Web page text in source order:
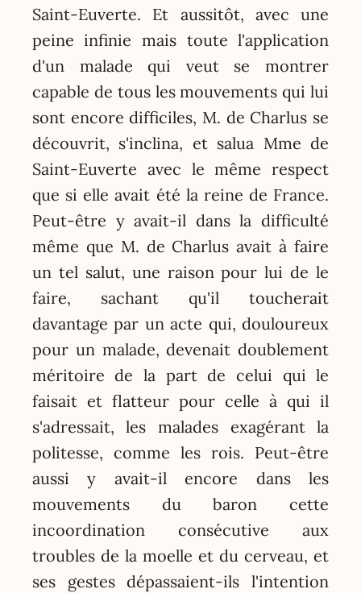
Saint-Euverte. Et aussitôt, avec une
peine infinie mais toute l'application
d'un malade qui veut se montrer
capable de tous les mouvements qui lui
sont encore difficiles, M. de Charlus se
découvrit, s'inclina, et salua Mme de
Saint-Euverte avec le même respect
que si elle avait été la reine de France.
Peut-être y avait-il dans la difficulté
même que M. de Charlus avait à faire
un tel salut, une raison pour lui de le
faire, sachant qu'il toucherait
davantage par un acte qui, douloureux
pour un malade, devenait doublement
méritoire de la part de celui qui le
faisait et flatteur pour celle à qui il
s'adressait, les malades exagérant la
politesse, comme les rois. Peut-être
aussi y avait-il encore dans les
mouvements du baron cette
incoordination consécutive aux
troubles de la moelle et du cerveau, et
ses gestes dépassaient-ils l'intention